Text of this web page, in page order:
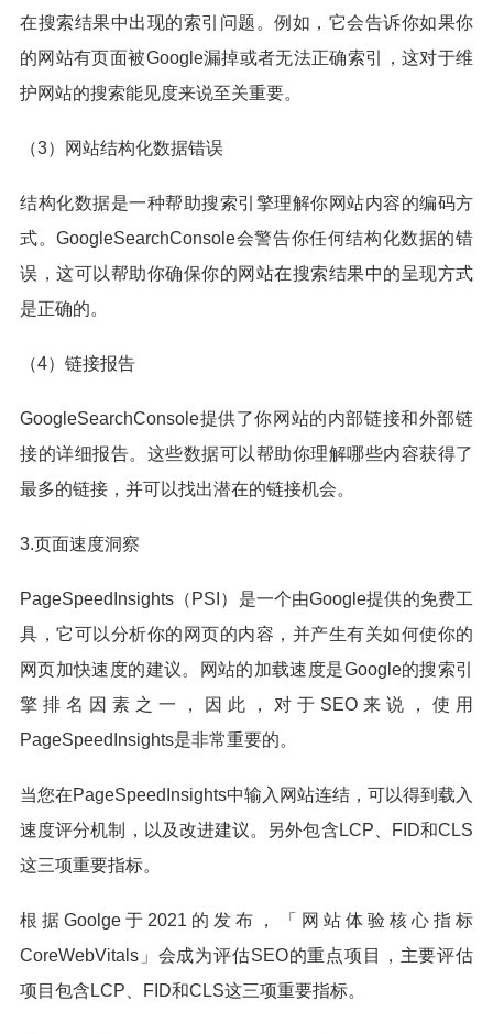
在搜索结果中出现的索引问题。例如，它会告诉你如果你
的网站有页面被Google漏掉或者无法正确索引，这对于维
护网站的搜索能见度来说至关重要。
（3）网站结构化数据错误
结构化数据是一种帮助搜索引擎理解你网站内容的编码方
式。GoogleSearchConsole会警告你任何结构化数据的错
误，这可以帮助你确保你的网站在搜索结果中的呈现方式
是正确的。
（4）链接报告
GoogleSearchConsole提供了你网站的内部链接和外部链
接的详细报告。这些数据可以帮助你理解哪些内容获得了
最多的链接，并可以找出潜在的链接机会。
3.页面速度洞察
PageSpeedInsights（PSI）是一个由Google提供的免费工
具，它可以分析你的网页的内容，并产生有关如何使你的
网页加快速度的建议。网站的加载速度是Google的搜索引
擎排名因素之一，因此，对于SEO来说，使用
PageSpeedInsights是非常重要的。
当您在PageSpeedInsights中输入网站连结，可以得到载入
速度评分机制，以及改进建议。另外包含LCP、FID和CLS
这三项重要指标。
根据Goolge于2021的发布，「网站体验核心指标
CoreWebVitals」会成为评估SEO的重点项目，主要评估
项目包含LCP、FID和CLS这三项重要指标。